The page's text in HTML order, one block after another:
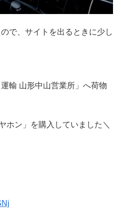
で、サイトを出るときに少し
輸 山形中山営業所」へ荷物
ホン」を購入していました＼